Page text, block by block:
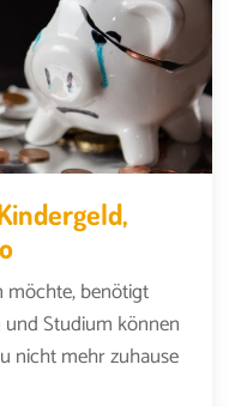
möchte, benötigt
Studium können
nicht mehr zuhause